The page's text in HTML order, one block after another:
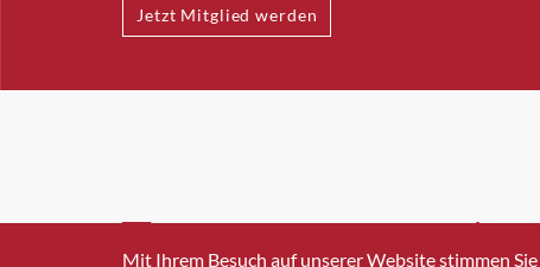
Jetzt Mitglied werden
INFO@SWISSICT.CH +41
Mit Ihrem Besuch auf unserer Website stimmen